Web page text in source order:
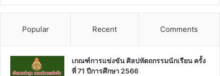
Popular Recent Comments
เกณฑ์การแข่งขัน ศิลปหัตถกรรมนักเรียน ครั้ง
ที่ 71 ปีการศึกษา 2566